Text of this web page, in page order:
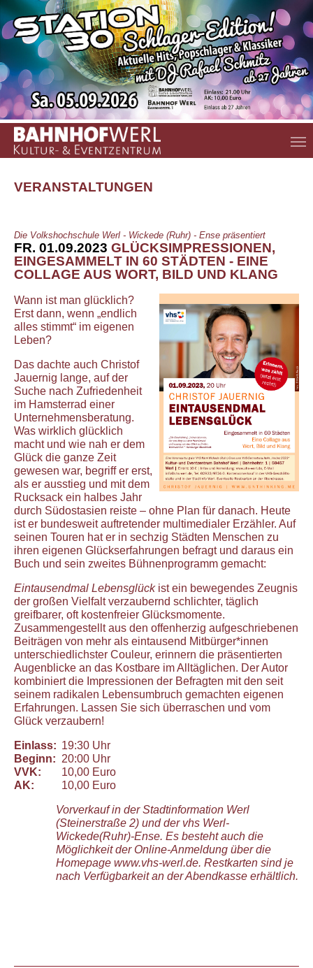
Zum Hauptinhalt springen
VERANSTALTUNGEN
Die Volkshochschule Werl - Wickede (Ruhr) - Ense präsentiert
FR. 01.09.2023 GLÜCKSIMPRESSIONEN,
EINGESAMMELT IN 60 STÄDTEN - EINE
COLLAGE AUS WORT, BILD UND KLANG
Wann ist man glücklich?
Erst dann, wenn „endlich
alles stimmt“ im eigenen
Leben?
Das dachte auch Christof
Jauernig lange, auf der
Suche nach Zufriedenheit
im Hamsterrad einer
Unternehmensberatung.
Was wirklich glücklich
macht und wie nah er dem
Glück die ganze Zeit
gewesen war, begriff er erst,
als er ausstieg und mit dem
Rucksack ein halbes Jahr
durch Südostasien reiste – ohne Plan für danach. Heute
ist er bundesweit auftretender multimedialer Erzähler. Auf
seinen Touren hat er in sechzig Städten Menschen zu
ihren eigenen Glückserfahrungen befragt und daraus ein
Buch und sein zweites Bühnenprogramm gemacht:
Eintausendmal Lebensglück ist ein bewegendes Zeugnis
der großen Vielfalt verzaubernd schlichter, täglich
greifbarer, oft kostenfreier Glücksmomente.
Zusammengestellt aus den offenherzig aufgeschriebenen
Beiträgen von mehr als eintausend Mitbürger*innen
unterschiedlichster Couleur, erinnern die präsentierten
Augenblicke an das Kostbare im Alltäglichen. Der Autor
kombiniert die Impressionen der Befragten mit den seit
seinem radikalen Lebensumbruch gemachten eigenen
Erfahrungen. Lassen Sie sich überraschen und vom
Glück verzaubern!
Einlass: 19:30 Uhr
Beginn: 20:00 Uhr
VVK:
10,00 Euro
AK:
10,00 Euro
Vorverkauf in der Stadtinformation Werl
(Steinerstraße 2) und der vhs Werl-
Wickede(Ruhr)-Ense. Es besteht auch die
Möglichkeit der Online-Anmeldung über die
Homepage www.vhs-werl.de. Restkarten sind je
nach Verfügbarkeit an der Abendkasse erhältlich.